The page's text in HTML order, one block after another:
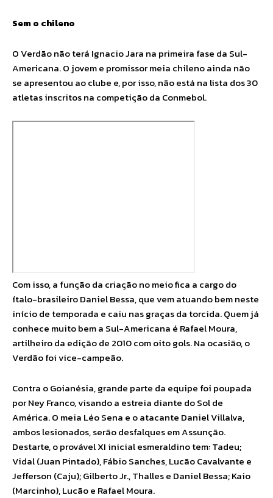
Sem o chileno
O Verdão não terá Ignacio Jara na primeira fase da Sul-
Americana. O jovem e promissor meia chileno ainda não
se apresentou ao clube e, por isso, não está na lista dos 30
atletas inscritos na competição da Conmebol.
Com isso, a função da criação no meio fica a cargo do
ítalo-brasileiro Daniel Bessa, que vem atuando bem neste
início de temporada e caiu nas graças da torcida. Quem já
conhece muito bem a Sul-Americana é Rafael Moura,
artilheiro da edição de 2010 com oito gols. Na ocasião, o
Verdão foi vice-campeão.
Contra o Goianésia, grande parte da equipe foi poupada
por Ney Franco, visando a estreia diante do Sol de
América. O meia Léo Sena e o atacante Daniel Villalva,
ambos lesionados, serão desfalques em Assunção.
Destarte, o provável XI inicial esmeraldino tem: Tadeu;
Vidal (Juan Pintado), Fábio Sanches, Lucão Cavalvante e
Jefferson (Caju); Gilberto Jr., Thalles e Daniel Bessa; Kaio
(Marcinho), Lucão e Rafael Moura.